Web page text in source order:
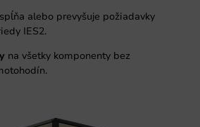
alebo prevyšuje požiadavky
IES2.
na všetky komponenty bez